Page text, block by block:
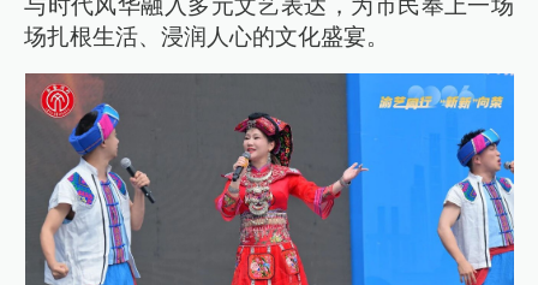
场扎根生活、浸润人心的文化盛宴。